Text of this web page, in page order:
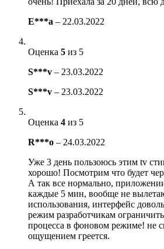
E***a – 22.03.2022
Оценка 5 из 5
S***v – 23.03.2022
S***v – 23.03.2022
Оценка 4 из 5
R***o – 24.03.2022
Уже 3 день пользоюсь этим tv
хорошо! Посмотрим что будет
А так все нормально,
каждые 5 мин, вообще не
использования, интерфейс
режим разработчикам
процесса в фоновом режиме! не
ощущением греется.